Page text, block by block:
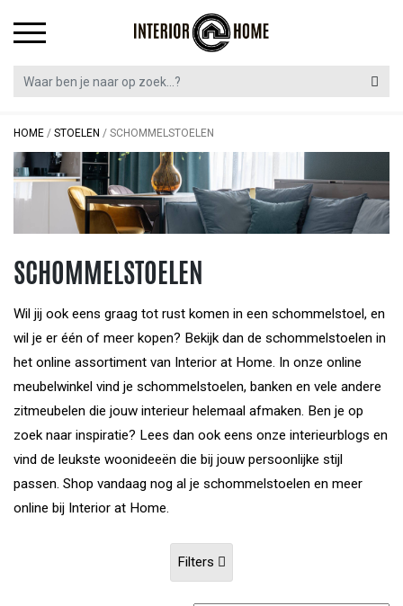
HOME / STOELEN / SCHOMMELSTOELEN
SCHOMMELSTOELEN
Wil jij ook eens graag tot rust komen in een schommelstoel, en
wil je er één of meer kopen? Bekijk dan de schommelstoelen in
het online assortiment van Interior at Home. In onze online
meubelwinkel vind je schommelstoelen, banken en vele andere
zitmeubelen die jouw interieur helemaal afmaken. Ben je op
zoek naar inspiratie? Lees dan ook eens onze interieurblogs en
vind de leukste woonideeën die bij jouw persoonlijke stijl
passen. Shop vandaag nog al je schommelstoelen en meer
online bij Interior at Home.
Filters